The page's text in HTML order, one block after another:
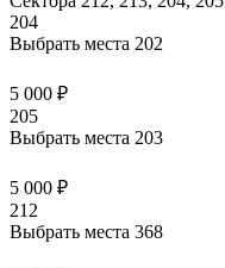
204
Выбрать места 202
5 000 ₽
205
Выбрать места 203
5 000 ₽
212
Выбрать места 368